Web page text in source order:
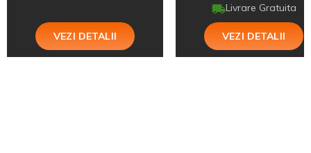
VEZI DETALII
Livrare Gratuita
VEZI DETALII